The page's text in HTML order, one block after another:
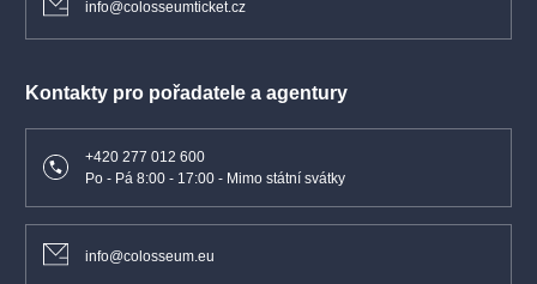
info@colosseumticket.cz
Kontakty pro pořadatele a agentury
+420 277 012 600
Po - Pá 8:00 - 17:00 - Mimo státní svátky
info@colosseum.eu